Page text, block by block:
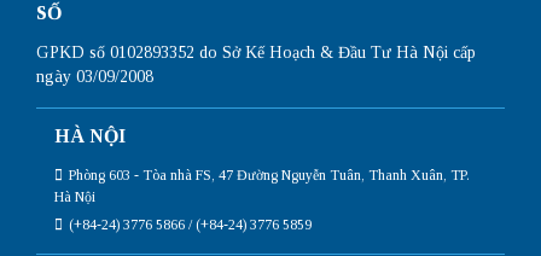
SỐ
GPKD số 0102893352 do Sở Kế Hoạch & Đầu Tư Hà Nội cấp
ngày 03/09/2008
HÀ NỘI
Phòng 603 - Tòa nhà FS, 47 Đường Nguyễn Tuân, Thanh Xuân, TP.
Hà Nội
(+84-24) 3776 5866 / (+84-24) 3776 5859